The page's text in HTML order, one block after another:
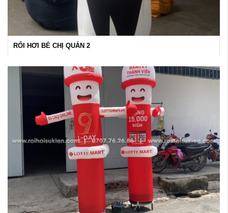
RỐI HƠI BÉ CHỊ QUÁN 2